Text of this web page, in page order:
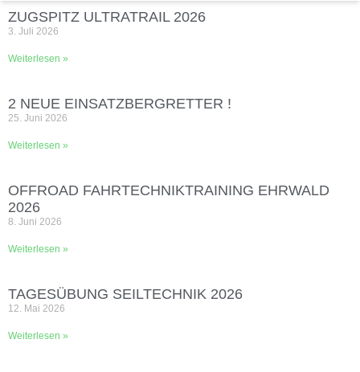
ZUGSPITZ ULTRATRAIL 2026
3. Juli 2026
Weiterlesen »
2 NEUE EINSATZBERGRETTER !
25. Juni 2026
Weiterlesen »
OFFROAD FAHRTECHNIKTRAINING EHRWALD
2026
8. Juni 2026
Weiterlesen »
TAGESÜBUNG SEILTECHNIK 2026
12. Mai 2026
Weiterlesen »